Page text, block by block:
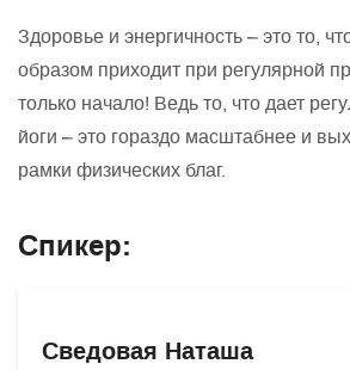
Здоровье и энергичность – это то,
образом приходит при регулярной
только начало! Ведь то, что дает
йоги – это гораздо масштабнее и
рамки физических благ.
Спикер:
Сведовая Наташа